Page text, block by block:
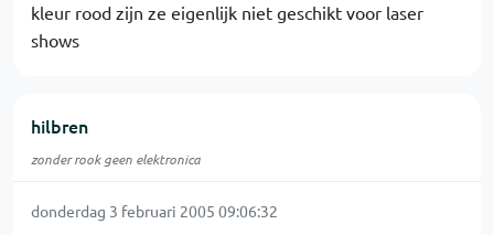
kleur rood zijn ze eigenlijk niet geschikt voor laser
shows
hilbren
zonder rook geen elektronica
donderdag 3 februari 2005 09:06:32